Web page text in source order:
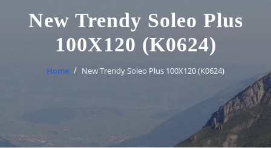
New Trendy Soleo Plus
100X120 (K0624)
Home New Trendy Soleo Plus 100X120 (K0624)